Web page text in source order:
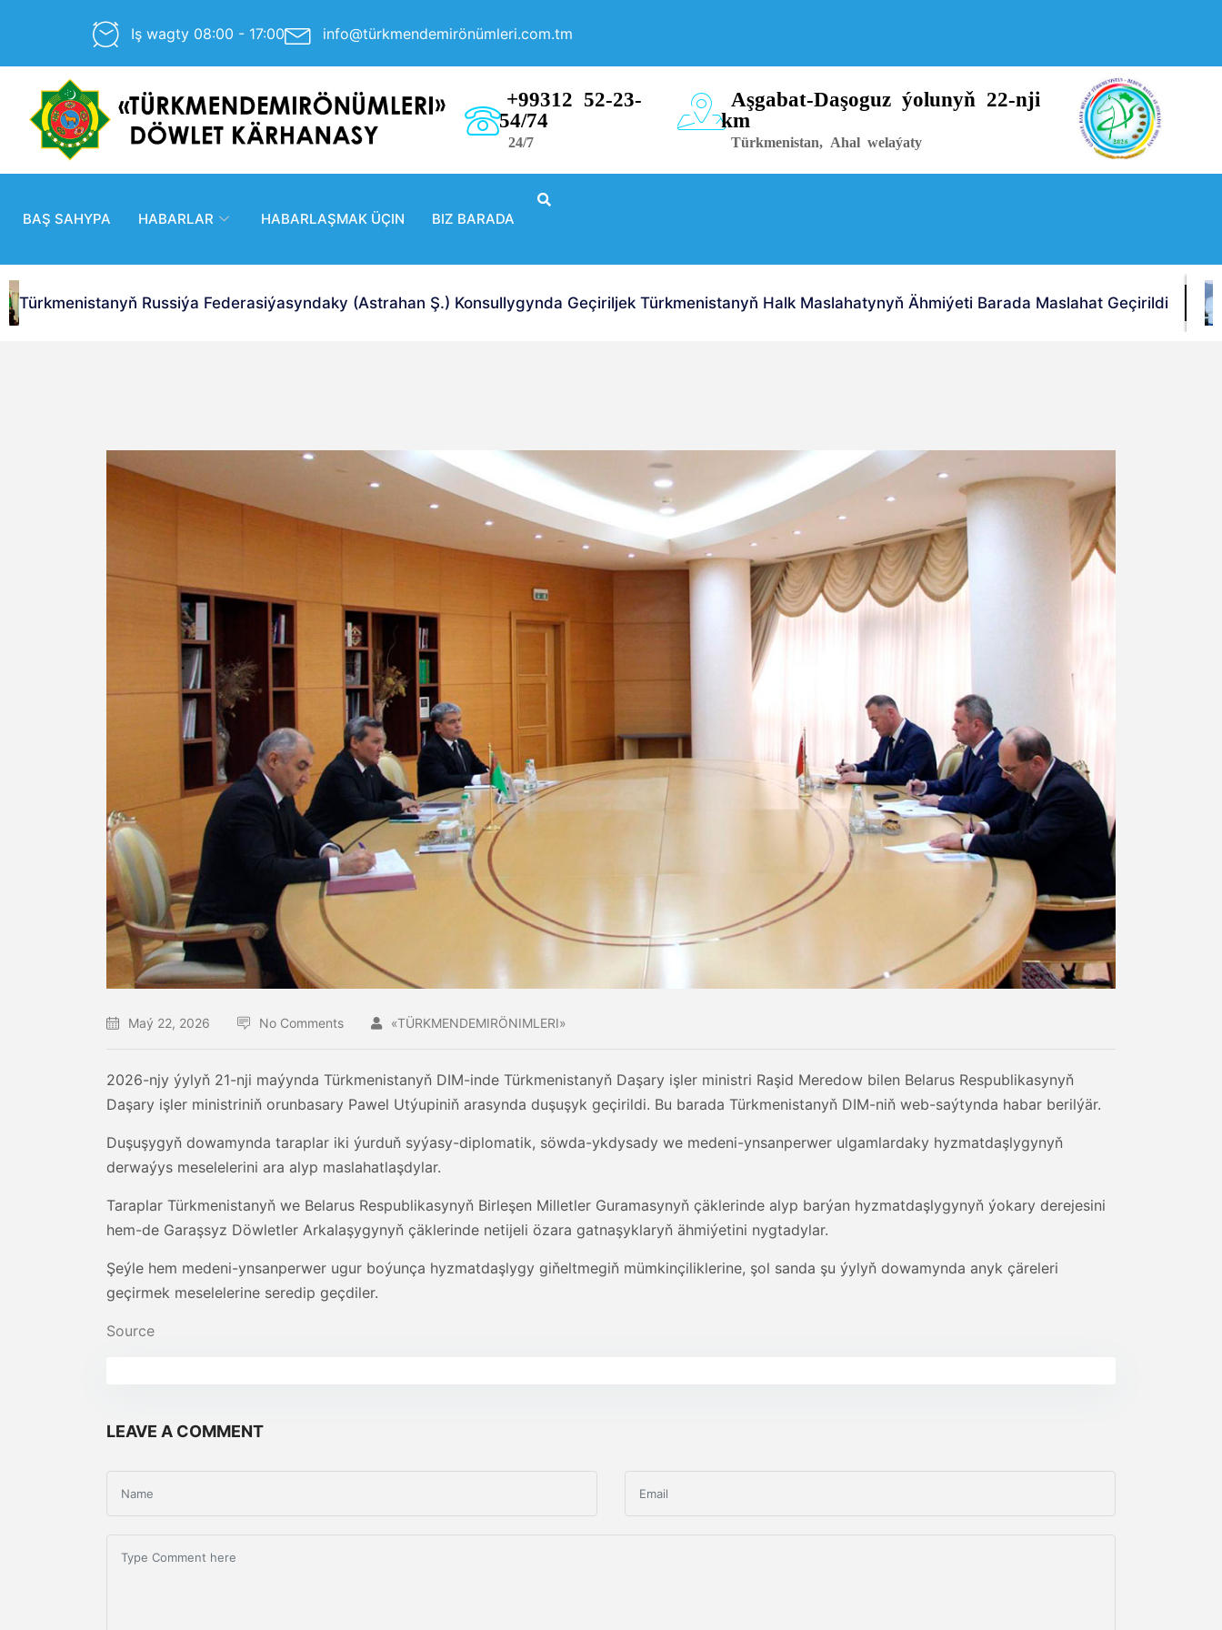
Iş wagty 08:00 - 17:00 info@türkmendemirönümleri.com.tm
+99312 52-23-
54/74
24/7
Aşgabat-Daşoguz ýolunyň 22-nji
km
Türkmenistan, Ahal welaýaty
BAŞ SAHYPA HABARLAR HABARLAŞMAK ÜÇIN BIZ BARADA
Türkmenistanyň Russiýa Federasiýasyndaky (Astrahan Ş.) Konsullygynda Geçiriljek Türkmenistanyň Halk Maslahatynyň Ähmiýeti Barada Maslahat Geçirildi
Maý 22, 2026 No Comments «TÜRKMENDEMIRÖNIMLERI»
2026-njy ýylyň 21-nji maýynda Türkmenistanyň DIM-inde Türkmenistanyň Daşary işler ministri Raşid Meredow bilen Belarus Respublikasynyň
Daşary işler ministriniň orunbasary Pawel Utýupiniň arasynda duşuşyk geçirildi. Bu barada Türkmenistanyň DIM-niň web-saýtynda habar berilýär.
Duşuşygyň dowamynda taraplar iki ýurduň syýasy-diplomatik, söwda-ykdysady we medeni-ynsanperwer ulgamlardaky hyzmatdaşlygynyň
derwaýys meselelerini ara alyp maslahatlaşdylar.
Taraplar Türkmenistanyň we Belarus Respublikasynyň Birleşen Milletler Guramasynyň çäklerinde alyp barýan hyzmatdaşlygynyň ýokary derejesini
hem-de Garaşsyz Döwletler Arkalaşygynyň çäklerinde netijeli özara gatnaşyklaryň ähmiýetini nygtadylar.
Şeýle hem medeni-ynsanperwer ugur boýunça hyzmatdaşlygy giňeltmegiň mümkinçiliklerine, şol sanda şu ýylyň dowamynda anyk çäreleri
geçirmek meselelerine seredip geçdiler.
Source
LEAVE A COMMENT